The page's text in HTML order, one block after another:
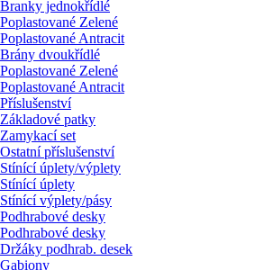
Branky jednokřídlé
Poplastované Zelené
Poplastované Antracit
Brány dvoukřídlé
Poplastované Zelené
Poplastované Antracit
Příslušenství
Základové patky
Zamykací set
Ostatní příslušenství
Stínící úplety/výplety
Stínící úplety
Stínící výplety/pásy
Podhrabové desky
Podhrabové desky
Držáky podhrab. desek
Gabiony